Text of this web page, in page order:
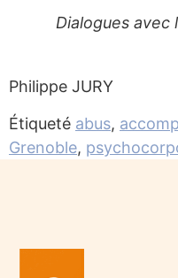
Dialogues avec
Philippe JURY
Étiqueté abus,
Grenoble,